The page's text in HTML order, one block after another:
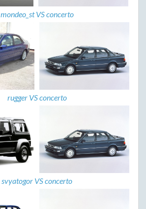
mondeo_st VS concerto
rugger VS concerto
svyatogor VS concerto